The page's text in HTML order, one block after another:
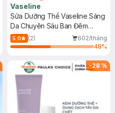
Vaseline
Sữa Dưỡng Thể Vaseline Sáng
Da Chuyên Sâu Ban Đêm
300ml (Mới)
5.0 (2)
602/tháng
48%
-28 %